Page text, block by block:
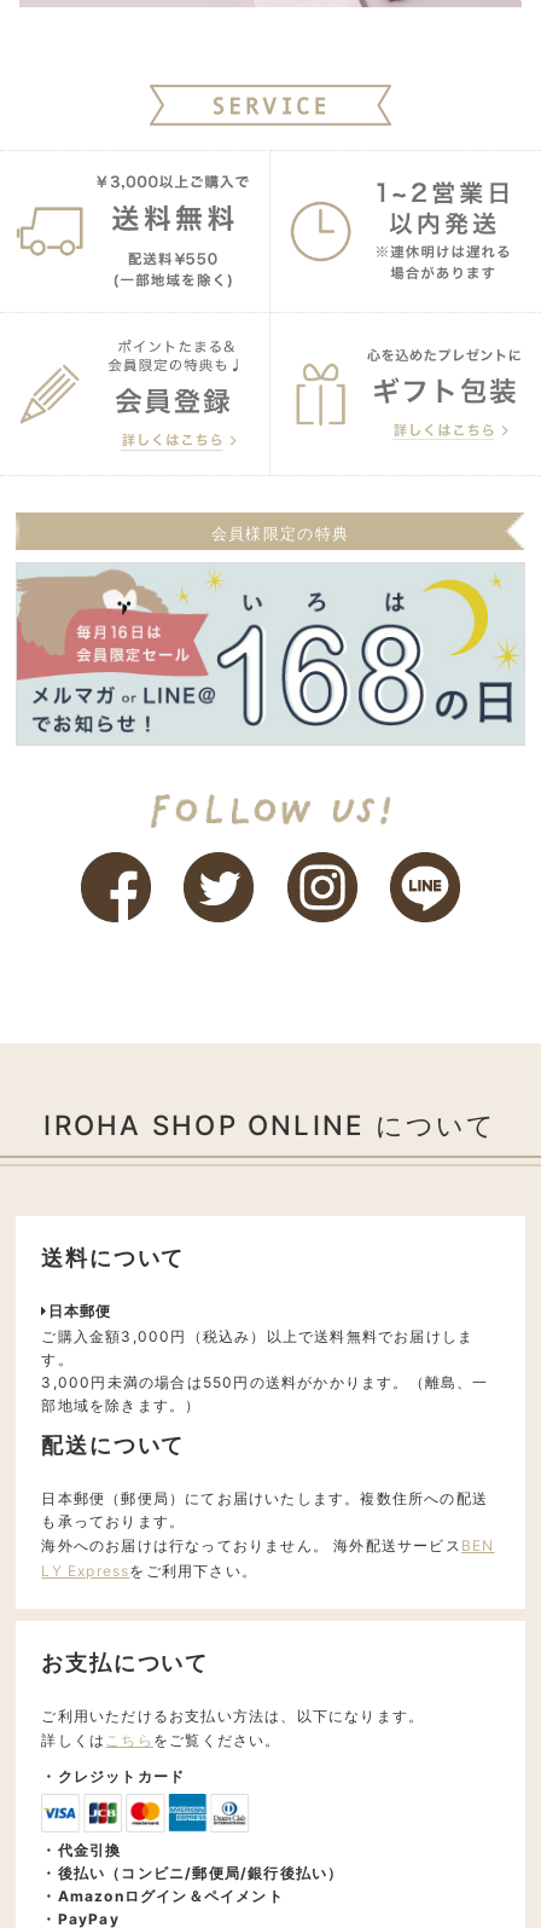
会員様限定の特典
IROHA SHOP ONLINE について
送料について
日本郵便
ご購入金額3,000円（税込み）以上で送料無料でお届けしま
す。
3,000円未満の場合は550円の送料がかかります。（離島、一
部地域を除きます。）
配送について
日本郵便（郵便局）にてお届けいたします。複数住所への配送
も承っております。
海外へのお届けは行なっておりません。 海外配送サービス BEN
LY Expressをご利用下さい。
お支払について
ご利用いただけるお支払い方法は、以下になります。
詳しくは こちら をご覧ください。
・クレジットカード
・代金引換
・後払い（コンビニ/郵便局/銀行後払い）
・Amazonログイン＆ペイメント
・PayPay